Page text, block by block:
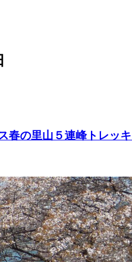
春の里山５連峰トレッ